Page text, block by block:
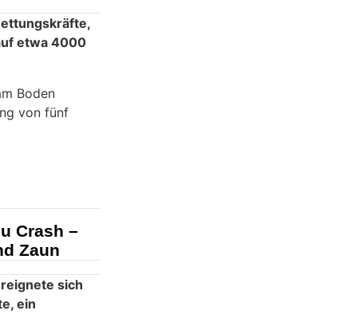
etwa 4000
Boden
von fünf
Crash –
Zaun
sich
ein